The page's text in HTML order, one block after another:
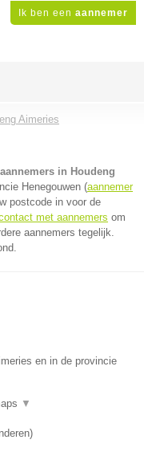
Ik ben een aannemer
Aimeries
aannemers in Houdeng
Henegouwen (aannemer
postcode in voor de
met aannemers om
aannemers tegelijk.
en in de provincie
▼
)